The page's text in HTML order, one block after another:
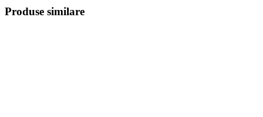
Produse similare